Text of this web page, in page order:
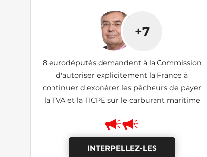
+7
8 eurodéputés demandent à la Commission
d'autoriser explicitement la France à
continuer d'exonérer les pêcheurs de payer
la TVA et la TICPE sur le carburant maritime
INTERPELLEZ-LES